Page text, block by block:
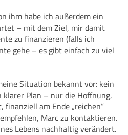
ihm habe ich außerdem ein
– mit dem Ziel, mir damit
zu finanzieren (falls ich
gehe – es gibt einfach zu viel
Situation bekannt vor: kein
klarer Plan – nur die Hoffnung,
finanziell am Ende „reichen“
Marc zu kontaktieren.
Lebens nachhaltig verändert.